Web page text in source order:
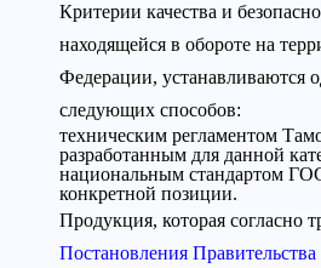
Критерии качества и
находящейся в обороте на
Федерации, устанавливаются
следующих способов:
техническим регламентом
разработанным для данной
национальным стандартом
конкретной позиции.
Продукция, которая согласно
Постановления